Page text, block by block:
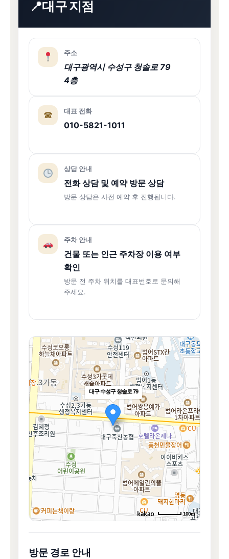
대구 지점
주소
대구광역시 수성구 청솔로 79
4층
☎ 대표 전화
010-5821-1011
상담 안내
전화 상담 및 예약 방문 상담
방문 상담은 사전 예약 후 진행됩니다.
주차 안내
건물 또는 인근 주차장 이용 여부
확인
방문 전 주차 위치를 대표번호로 문의해
주세요.
대구 수성구 청솔로 79
100m
방문 경로 안내